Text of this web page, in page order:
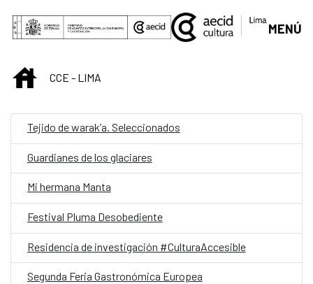
Saltar al contenido principal
MENÚ
INICIOCCE - LIMA
Tejido de warak’a. Seleccionados
Guardianes de los glaciares
Mi hermana Manta
Festival Pluma Desobediente
Residencia de investigación #CulturaAccesible
Segunda Feria Gastronómica Europea